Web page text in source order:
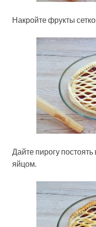
Накройте фрукты
Дайте пирогу
яйцом.